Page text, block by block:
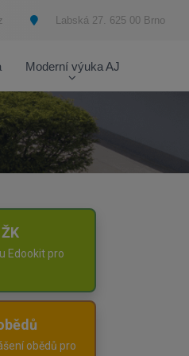
Labská 27. 625 00 Brno
Moderní výuka AJ
Edookit pro
obědů pro